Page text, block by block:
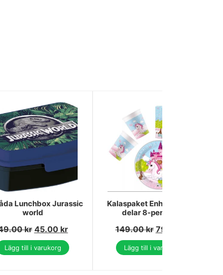
Lunchbox Jurassic
world
kr 45.00 kr
Lägg till i varukorg
Kalaspaket Enhörning 36
delar 8-personer
149.00kr 79.00
Lägg till i varukorg